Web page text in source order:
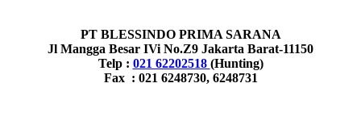
PT BLESSINDO PRIMA SARANA
Jl Mangga Besar IVi No.Z9 Jakarta Barat-11150
Telp : 021 62202518 (Hunting)
Fax : 021 6248730, 6248731